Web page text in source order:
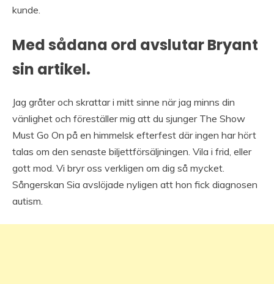
kunde.
Med sådana ord avslutar Bryant
sin artikel.
Jag gråter och skrattar i mitt sinne när jag minns din
vänlighet och föreställer mig att du sjunger The Show
Must Go On på en himmelsk efterfest där ingen har hört
talas om den senaste biljettförsäljningen. Vila i frid, eller
gott mod. Vi bryr oss verkligen om dig så mycket.
Sångerskan Sia avslöjade nyligen att hon fick diagnosen
autism.